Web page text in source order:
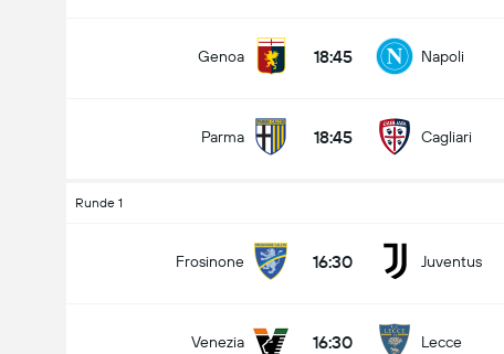
Genoa 18:45 Napoli
Parma 18:45 Cagliari
Runde 1
Frosinone 16:30 Juventus
Venezia 16:30 Lecce